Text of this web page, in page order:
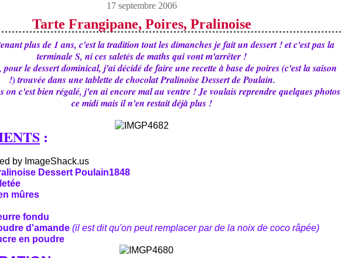
17 septembre 2006
Tarte Frangipane, Poires, Pralinoise
plus de 1 ans, c'est la tradition tout les dimanches je fait un dessert ! et c'est pas la
terminale S, ni ces saletés de maths qui vont m'arrêter !
pour le dessert dominical, j'ai décidé de faire une recette à base de poires (c'est la saison
!) trouvée dans une tablette de chocolat Pralinoise Dessert de Poulain.
on c'est bien régalé, j'en ai encore mal au ventre !Je voulais reprendre quelques photos
ce midi mais il n'en restait déjà plus !
:
Dessert Poulain1848
mûres
fondu
d'amande (il est dit qu'on peut remplacer par de la noix de coco râpée)
en poudre